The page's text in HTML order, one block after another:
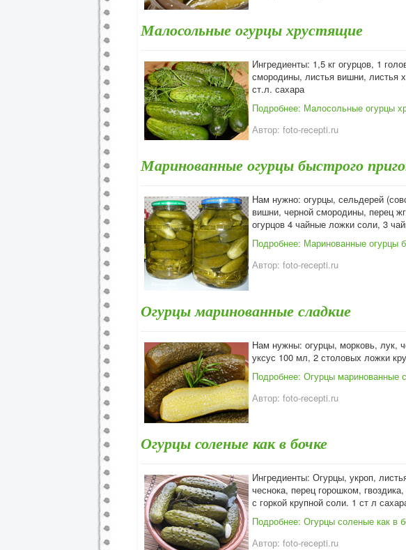
Малосольные огурцы хрустящие
Ингредиенты: 1,5 кг огурцов, 1
смородины, листья вишни, листья
ст.л. сахара
Подробнее: Малосольные огурцы
Автор: foto-recepti.ru
Маринованные огурцы быстрого
Нам нужно: огурцы, сельдерей
вишни, черной смородины, перец
огурцов 4 чайные ложки соли, 3
Подробнее: Маринованные огурцы
Автор: foto-recepti.ru
Огурцы маринованные сладкие
Нам нужны: огурцы, морковь, лук,
уксус 100 мл, 2 столовых ложки
Подробнее: Огурцы маринованные
Автор: foto-recepti.ru
Огурцы соленые как в бочке
Ингредиенты: Огурцы, укроп,
чеснока, перец горошком,
с горкой крупной соли. 1 ст л
Подробнее: Огурцы соленые как в
Автор: foto-recepti.ru